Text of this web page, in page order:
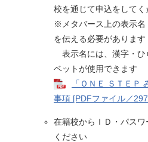
校を通じて申込をしてく
※メタバース上の表示名
を伝える必要があります
表示名には、漢字・ひ
ベットが使用できます
「ＯＮＥ ＳＴＥＰ
事項 [PDFファイル／
在籍校からＩＤ・パス
ください